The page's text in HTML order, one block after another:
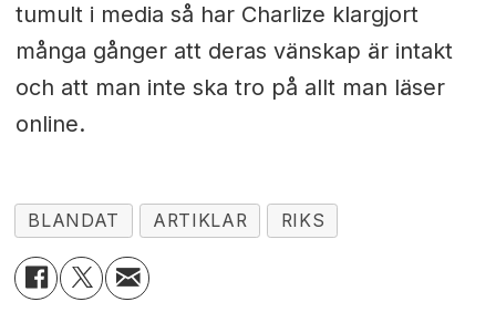
tumult i media så har Charlize klargjort
många gånger att deras vänskap är intakt
och att man inte ska tro på allt man läser
online.
BLANDAT ARTIKLAR RIKS